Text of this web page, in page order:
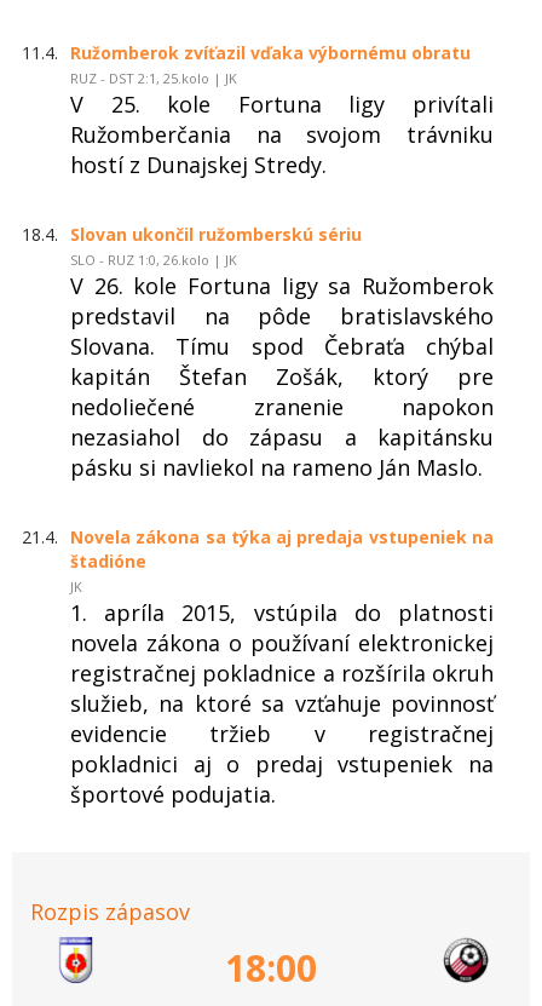
11.4. Ružomberok zvíťazil vďaka výbornému obratu
RUZ - DST 2:1, 25.kolo | JK
V 25. kole Fortuna ligy privítali
Ružomberčania na svojom trávniku
hostí z Dunajskej Stredy.
18.4. Slovan ukončil ružomberskú sériu
SLO - RUZ 1:0, 26.kolo | JK
V 26. kole Fortuna ligy sa Ružomberok
predstavil na pôde bratislavského
Slovana. Tímu spod Čebraťa chýbal
kapitán Štefan Zošák, ktorý pre
nedoliečené zranenie napokon
nezasiahol do zápasu a kapitánsku
pásku si navliekol na rameno Ján Maslo.
21.4.
Novela zákona sa týka aj predaja vstupeniek na
štadióne
JK
1. apríla 2015, vstúpila do platnosti
novela zákona o používaní elektronickej
registračnej pokladnice a rozšírila okruh
služieb, na ktoré sa vzťahuje povinnosť
evidencie tržieb v registračnej
pokladnici aj o predaj vstupeniek na
športové podujatia.
Rozpis zápasov
18:00